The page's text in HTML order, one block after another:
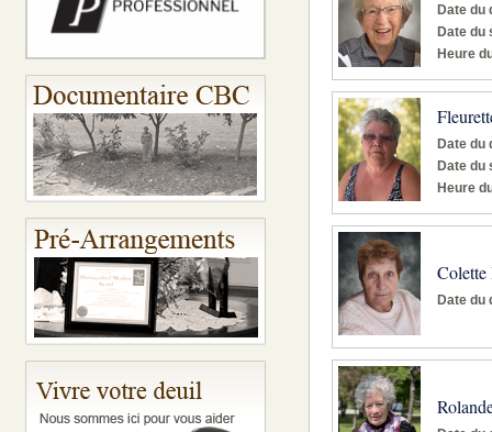
Date du
Date du
Heure
Date du
Date du
Heure
Colette
Date du